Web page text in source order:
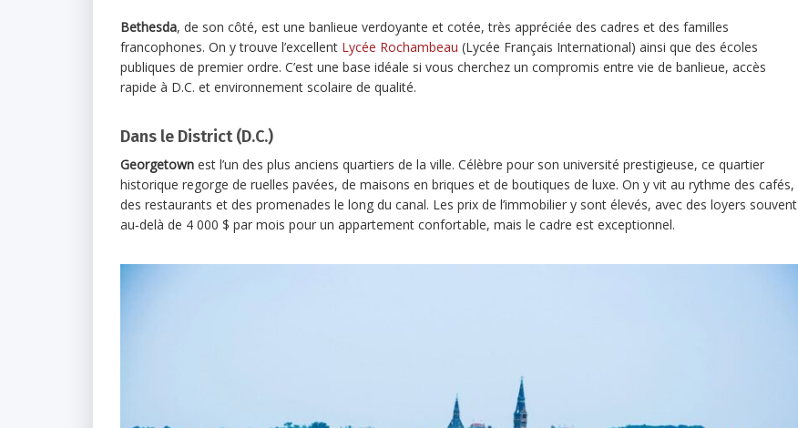
Bethesda, de son côté, est une banlieue verdoyante et cotée, très appréciée des cadres et des familles
francophones. On y trouve l’excellent Lycée Rochambeau (Lycée Français International) ainsi que des écoles
publiques de premier ordre. C’est une base idéale si vous cherchez un compromis entre vie de banlieue, accès
rapide à D.C. et environnement scolaire de qualité.
Dans le District (D.C.)
Georgetown est l’un des plus anciens quartiers de la ville. Célèbre pour son université prestigieuse, ce quartier
historique regorge de ruelles pavées, de maisons en briques et de boutiques de luxe. On y vit au rythme des cafés,
des restaurants et des promenades le long du canal. Les prix de l’immobilier y sont élevés, avec des loyers souvent
au‑delà de 4 000 $ par mois pour un appartement confortable, mais le cadre est exceptionnel.